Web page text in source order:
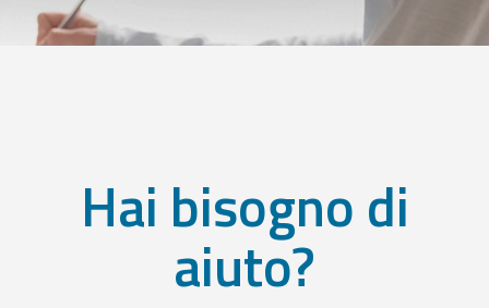
Hai bisogno di
aiuto?